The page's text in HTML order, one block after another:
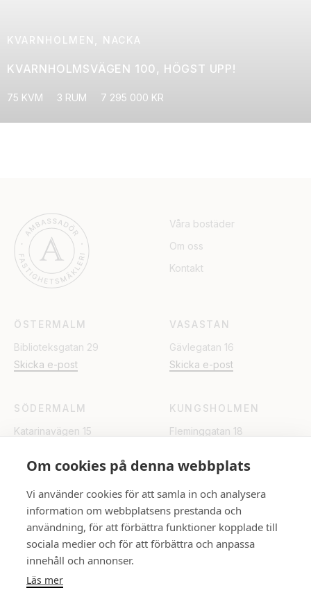
Om cookies på denna webbplats
Vi använder cookies för att samla in och analysera
information om webbplatsens prestanda och
användning, för att förbättra funktioner kopplade till
sociala medier och för att förbättra och anpassa
innehåll och annonser.
Läs mer
KVARNHOLMEN, NACKA
KVARNHOLMSVÄGEN 100, HÖGST UPP!
75 KVM 3 RUM 7 295 000 KR
Våra bostäder
Om oss
Kontakt
ÖSTERMALM
Biblioteksgatan 29
Skicka e-post
VASASTAN
Gävlegatan 16
Skicka e-post
SÖDERMALM
Katarinavägen 15
KUNGSHOLMEN
Fleminggatan 18
UPPSALA
Rådhuset
Skicka e-post
FÖLJ OSS